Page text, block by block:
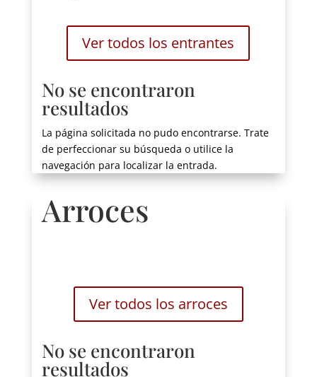
Ver todos los entrantes
No se encontraron
resultados
La página solicitada no pudo encontrarse. Trate
de perfeccionar su búsqueda o utilice la
navegación para localizar la entrada.
Arroces
Ver todos los arroces
No se encontraron
resultados